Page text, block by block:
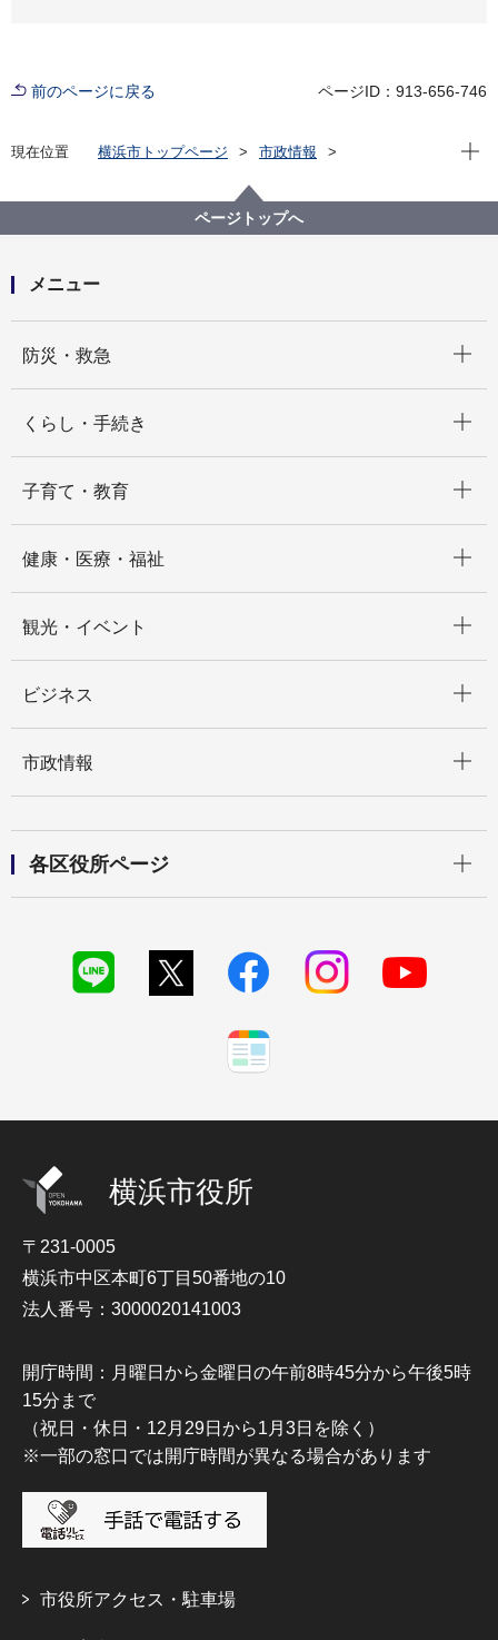
前のページに戻る ページID：913-656-746
現在位置 横浜市トップページ
市政情報
統計データをさがす（分野から）
17_司法・警察・消防
17－６ 運転免許の保有者数
現在
ページトップへ
メニュー
防災・救急
くらし・手続き
子育て・教育
健康・医療・福祉
観光・イベント
ビジネス
市政情報
各区役所ページ
横浜市役所
〒231-0005
横浜市中区本町6丁目50番地の10
法人番号：3000020141003
開庁時間：月曜日から金曜日の午前8時45分から午後5時
15分まで
（祝日・休日・12月29日から1月3日を除く）
※一部の窓口では開庁時間が異なる場合があります
市役所アクセス・駐車場